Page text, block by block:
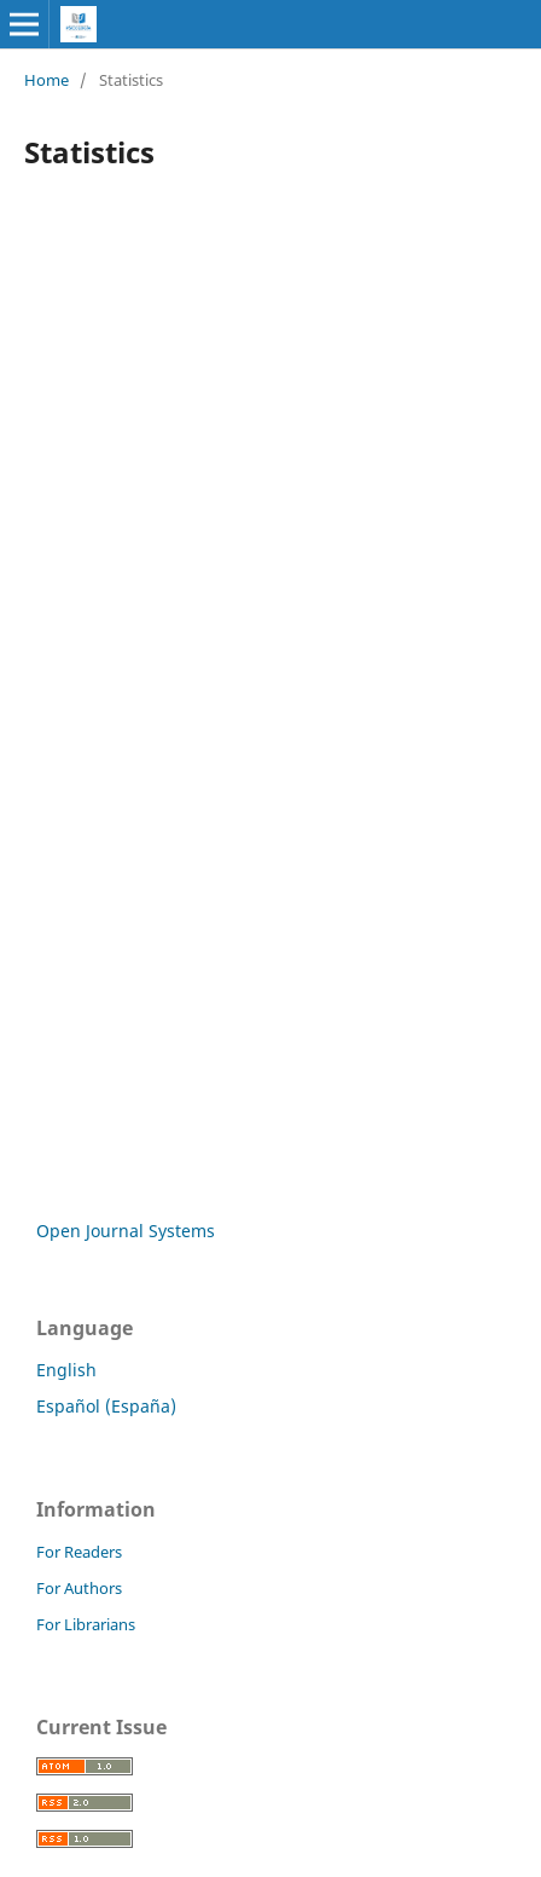
Home / Statistics
Statistics
Open Journal Systems
Language
English
Español (España)
Information
For Readers
For Authors
For Librarians
Current Issue